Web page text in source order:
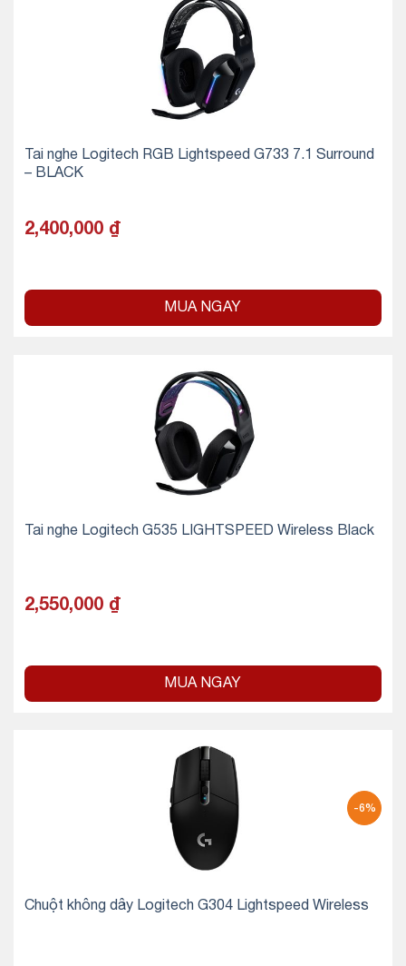
Tai nghe Logitech RGB Lightspeed G733 7.1 Surround
– BLACK
2,400,000 ₫
MUA NGAY
Tai nghe Logitech G535 LIGHTSPEED Wireless Black
2,550,000 ₫
MUA NGAY
-6%
Chuột không dây Logitech G304 Lightspeed Wireless